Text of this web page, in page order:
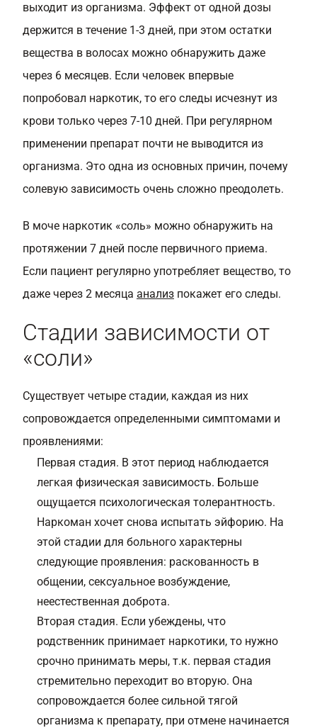
выходит из организма. Эффект от одной дозы
держится в течение 1-3 дней, при этом остатки
вещества в волосах можно обнаружить даже
через 6 месяцев. Если человек впервые
попробовал наркотик, то его следы исчезнут из
крови только через 7-10 дней. При регулярном
применении препарат почти не выводится из
организма. Это одна из основных причин, почему
солевую зависимость очень сложно преодолеть.
В моче наркотик «соль» можно обнаружить на
протяжении 7 дней после первичного приема.
Если пациент регулярно употребляет вещество, то
даже через 2 месяца анализ покажет его следы.
Стадии зависимости от
«соли»
Существует четыре стадии, каждая из них
сопровождается определенными симптомами и
проявлениями:
Первая стадия. В этот период наблюдается
легкая физическая зависимость. Больше
ощущается психологическая толерантность.
Наркоман хочет снова испытать эйфорию. На
этой стадии для больного характерны
следующие проявления: раскованность в
общении, сексуальное возбуждение,
неестественная доброта.
Вторая стадия. Если убеждены, что
родственник принимает наркотики, то нужно
срочно принимать меры, т.к. первая стадия
стремительно переходит во вторую. Она
сопровождается более сильной тягой
организма к препарату, при отмене начинается